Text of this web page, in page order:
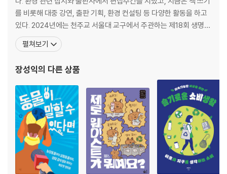
4장 기후에도 정의가 필요해 78
우리한테 무슨 죄가 있나요? 80
기후 위기도 불평등해 87
5장 에너지 전환으로 탄소 중립을! 96
에너지 낭비를 줄이려면 98
재생 에너지에 날개를! 101
내가 만드는 탄소 중립 109
생활 속 탄소 중립 실천하기 116
“지금 당장 행동하십시오” 125
를 비롯해 대중 강연, 출판 기획, 환경 컨설팅 등 다양한 활동을 하고
있다. 2024년에는 천주교 서울대 교구에서 주관하는 제18회 생명의
신비상(인문사회과학 분야)을 받았다. 인간과 자연, 현세대와 미래세
대가 사이좋게 어깨동무하는 녹색 세상을 꿈꾼다. 모두가 자기 삶의
평등과 연대의 공동체를 소망한다. 주요 관심사
펼쳐보기
장성익의 다른 상품